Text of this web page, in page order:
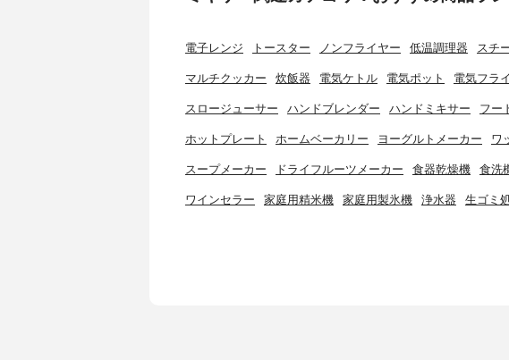
電子レンジ トースター ノンフライヤー 低温調理器 スチ
マルチクッカー 炊飯器 電気ケトル 電気ポット 電気フラ
スロージューサー ハンドブレンダー ハンドミキサー フー
ホットプレート ホームベーカリー ヨーグルトメーカー ワ
スープメーカー ドライフルーツメーカー 食器乾燥機 食洗
ワインセラー 家庭用精米機 家庭用製氷機 浄水器 生ゴミ